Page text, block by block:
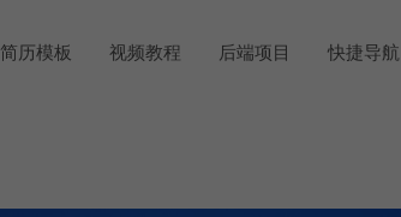
简历模板 视频教程 后端项目 快捷导航